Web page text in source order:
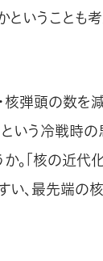
いうことも
核弾頭の数を
いう冷戦時
。「核の近代
い、最先端の